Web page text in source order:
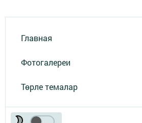
Главная
Фотогалереи
Төрле темалар